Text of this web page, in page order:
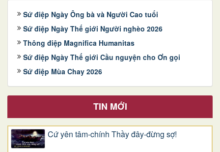
Sứ điệp Ngày Ông bà và Người Cao tuổi
Sứ điệp Ngày Thế giới Người nghèo 2026
Thông điệp Magnifica Humanitas
Sứ điệp Ngày Thế giới Cầu nguyện cho Ơn gọi
Sứ điệp Mùa Chay 2026
TIN MỚI
Cứ yên tâm-chính Thầy đây-đừng sợ!